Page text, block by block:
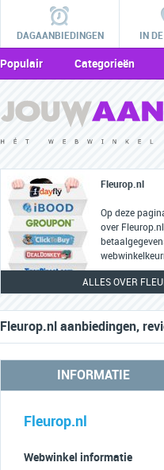
DAGAANBIEDINGEN IN
Populair Categorieën
Fleurop.nl
Op deze
over
ALLES OVER
Fleurop.nl aanbiedingen,
INFORMATIE
Fleurop.nl
Webwinkel informatie